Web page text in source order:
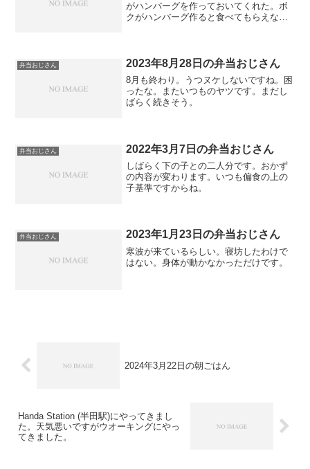
がハンバーグを作っておいてくれた。ボ
クがハンバーグ作ると食べてもらえない
弁当おじさん 2023年8月28日の弁当おじさん
8月も終わり。うつヌケしないですね。困
ったな。またいつものヤツです。まだし
ばらく続きそう。
弁当おじさん 2022年3月7日の弁当おじさん
しばらく下の子との二人分です。おかず
の内容が変わります。いつも偏食の上の
子基準ですからね。
弁当おじさん 2023年1月23日の弁当おじさん
寒波が来ているらしい。寝坊したわけで
はない。身体が動かなかっただけです。
2024年3月22日の朝ごはん
Handa Station (半田駅)にやってきまし
た。天気悪いですがウオーキングにやっ
てきました。